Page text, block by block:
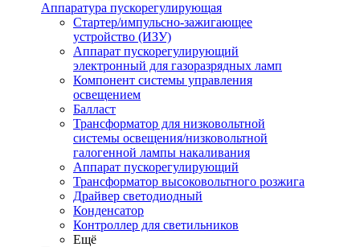
Аппаратура пускорегулирующая
Стартер/импульсно-зажигающее
устройство (ИЗУ)
Аппарат пускорегулирующий
электронный для газоразрядных ламп
Компонент системы управления
освещением
Балласт
Трансформатор для низковольтной
системы освещения/низковольтной
галогенной лампы накаливания
Аппарат пускорегулирующий
Трансформатор высоковольтного розжига
Драйвер светодиодный
Конденсатор
Контроллер для светильников
Ещё